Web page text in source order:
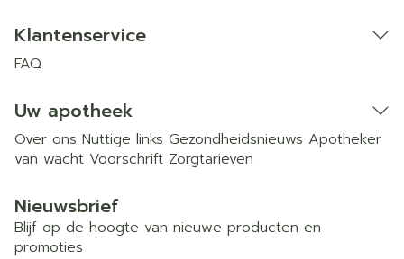
Klantenservice
FAQ
Uw apotheek
Over ons Nuttige links Gezondheidsnieuws Apotheker
van wacht Voorschrift Zorgtarieven
Nieuwsbrief
Blijf op de hoogte van nieuwe producten en
promoties